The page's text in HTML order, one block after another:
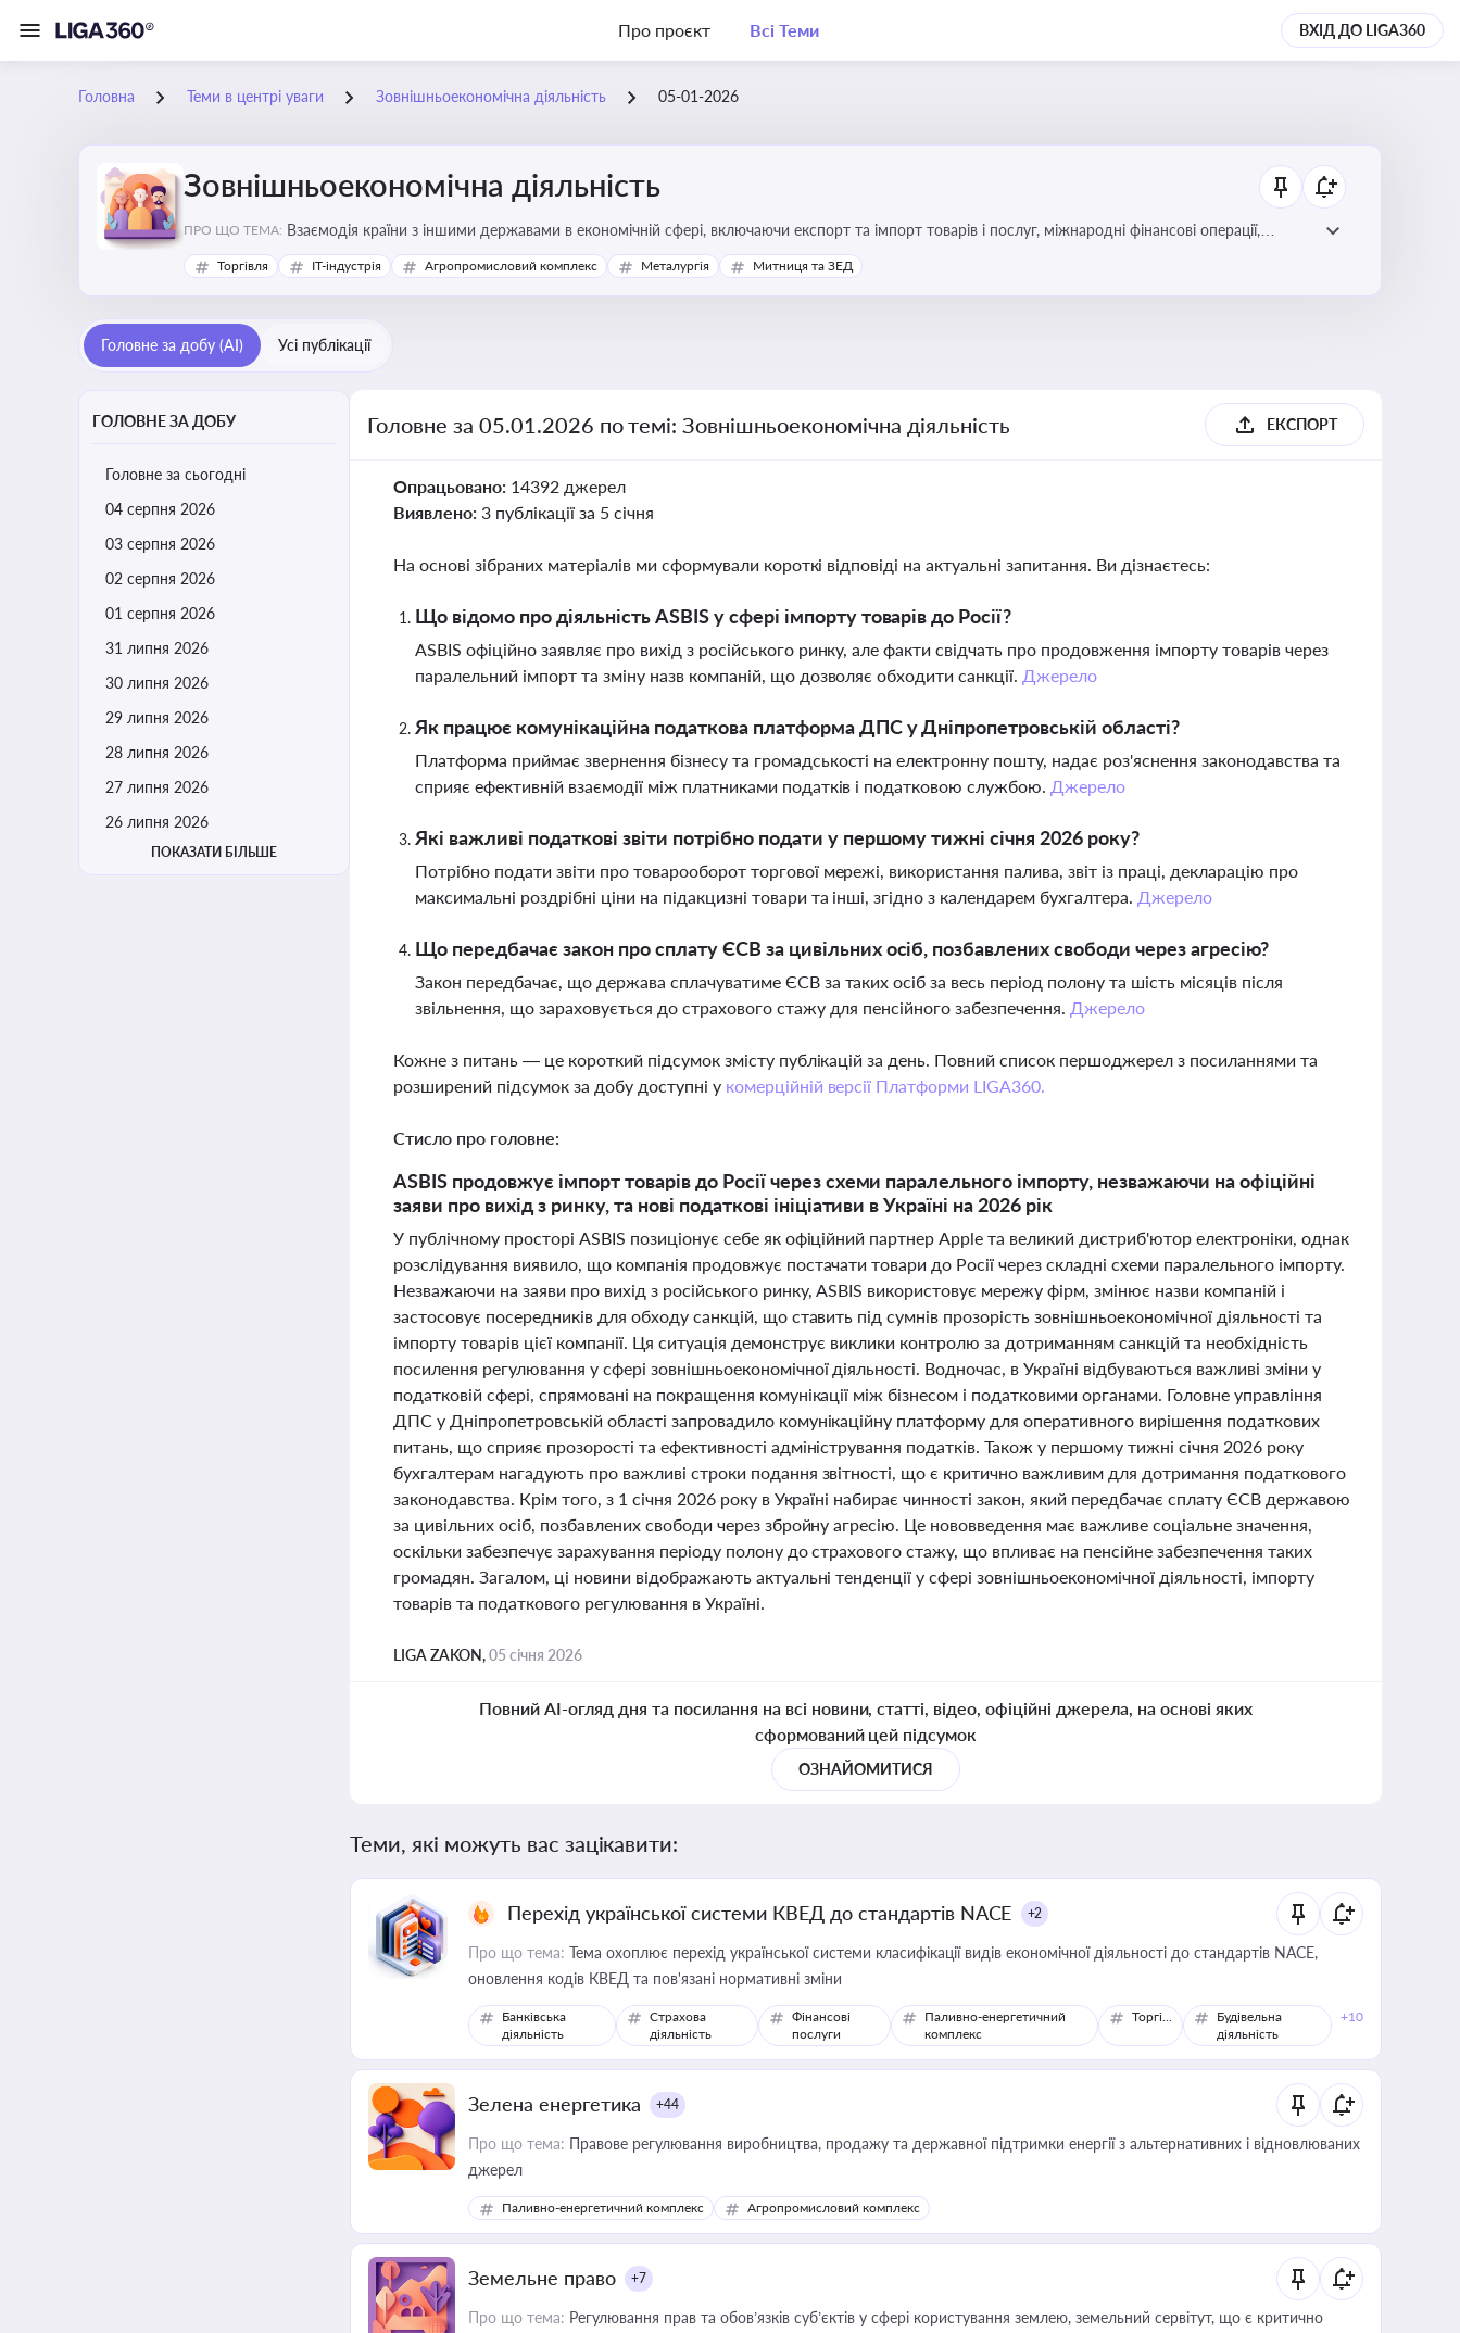
Про проєкт Всі Теми ВХІД ДО LIGA360
Головна Теми в центрі уваги Зовнішньоекономічна діяльність 05-01-2026
Зовнішньоекономічна діяльність
ПРО ЩО ТЕМА: Взаємодія країни з іншими державами в економічній сфері, включаючи експорт та імпорт товарів і послуг, міжнародні фінансові операції,
інвестиції, торгівлю, митне регулювання
Торгівля IT-індустрія Агропромисловий комплекс Металургія Митниця та ЗЕД
Головне за добу (AI) Усі публікації
ГОЛОВНЕ ЗА ДОБУ
Головне за сьогодні
04 серпня 2026
03 серпня 2026
02 серпня 2026
01 серпня 2026
31 липня 2026
30 липня 2026
29 липня 2026
28 липня 2026
27 липня 2026
26 липня 2026
ПОКАЗАТИ БІЛЬШЕ
Головне за 05.01.2026 по темі: Зовнішньоекономічна діяльність ЕКСПОРТ
Опрацьовано: 14392 джерел
Виявлено: 3 публікації за 5 січня
На основі зібраних матеріалів ми сформували короткі відповіді на актуальні запитання. Ви дізнаєтесь:
Що відомо про діяльність ASBIS у сфері імпорту товарів до Росії?
ASBIS офіційно заявляє про вихід з російського ринку, але факти свідчать про продовження імпорту товарів через
паралельний імпорт та зміну назв компаній, що дозволяє обходити санкції. Джерело
Як працює комунікаційна податкова платформа ДПС у Дніпропетровській області?
Платформа приймає звернення бізнесу та громадськості на електронну пошту, надає роз'яснення законодавства та
сприяє ефективній взаємодії між платниками податків і податковою службою. Джерело
Які важливі податкові звіти потрібно подати у першому тижні січня 2026 року?
Потрібно подати звіти про товарооборот торгової мережі, використання палива, звіт із праці, декларацію про
максимальні роздрібні ціни на підакцизні товари та інші, згідно з календарем бухгалтера. Джерело
Що передбачає закон про сплату ЄСВ за цивільних осіб, позбавлених свободи через агресію?
Закон передбачає, що держава сплачуватиме ЄСВ за таких осіб за весь період полону та шість місяців після
звільнення, що зараховується до страхового стажу для пенсійного забезпечення. Джерело
Кожне з питань — це короткий підсумок змісту публікацій за день. Повний список першоджерел з посиланнями та
розширений підсумок за добу доступні у комерційній версії Платформи LIGA360.
Стисло про головне:
ASBIS продовжує імпорт товарів до Росії через схеми паралельного імпорту, незважаючи на офіційні
заяви про вихід з ринку, та нові податкові ініціативи в Україні на 2026 рік
У публічному просторі ASBIS позиціонує себе як офіційний партнер Apple та великий дистриб'ютор електроніки, однак
розслідування виявило, що компанія продовжує постачати товари до Росії через складні схеми паралельного імпорту.
Незважаючи на заяви про вихід з російського ринку, ASBIS використовує мережу фірм, змінює назви компаній і
застосовує посередників для обходу санкцій, що ставить під сумнів прозорість зовнішньоекономічної діяльності та
імпорту товарів цієї компанії. Ця ситуація демонструє виклики контролю за дотриманням санкцій та необхідність
посилення регулювання у сфері зовнішньоекономічної діяльності. Водночас, в Україні відбуваються важливі зміни у
податковій сфері, спрямовані на покращення комунікації між бізнесом і податковими органами. Головне управління
ДПС у Дніпропетровській області запровадило комунікаційну платформу для оперативного вирішення податкових
питань, що сприяє прозорості та ефективності адміністрування податків. Також у першому тижні січня 2026 року
бухгалтерам нагадують про важливі строки подання звітності, що є критично важливим для дотримання податкового
законодавства. Крім того, з 1 січня 2026 року в Україні набирає чинності закон, який передбачає сплату ЄСВ державою
за цивільних осіб, позбавлених свободи через збройну агресію. Це нововведення має важливе соціальне значення,
оскільки забезпечує зарахування періоду полону до страхового стажу, що впливає на пенсійне забезпечення таких
громадян. Загалом, ці новини відображають актуальні тенденції у сфері зовнішньоекономічної діяльності, імпорту
товарів та податкового регулювання в Україні.
LIGA ZAKON,05 січня 2026
Повний AI-огляд дня та посилання на всі новини, статті, відео, офіційні джерела, на основі яких
сформований цей підсумок
ОЗНАЙОМИТИСЯ
Теми, які можуть вас зацікавити:
Перехід української системи КВЕД до стандартів NACE +2
Про що тема: Тема охоплює перехід української системи класифікації видів економічної діяльності до стандартів NACE,
оновлення кодів КВЕД та пов'язані нормативні зміни
Банківська
діяльність
Страхова
діяльність
Фінансові
послуги
Паливно-енергетичний
комплекс
Торгівля
Будівельна
діяльність
+10
Зелена енергетика +44
Про що тема: Правове регулювання виробництва, продажу та державної підтримки енергії з альтернативних і відновлюваних
джерел
Паливно-енергетичний комплекс Агропромисловий комплекс
Земельне право +7
Про що тема: Регулювання прав та обов’язків суб’єктів у сфері користування землею, земельний сервітут, що є критично